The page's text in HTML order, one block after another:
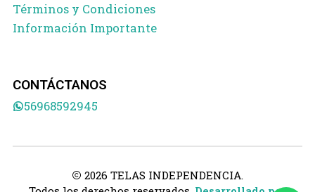
Términos y Condiciones
Información Importante
CONTÁCTANOS
56968592945
2026 TELAS INDEPENDENCIA.